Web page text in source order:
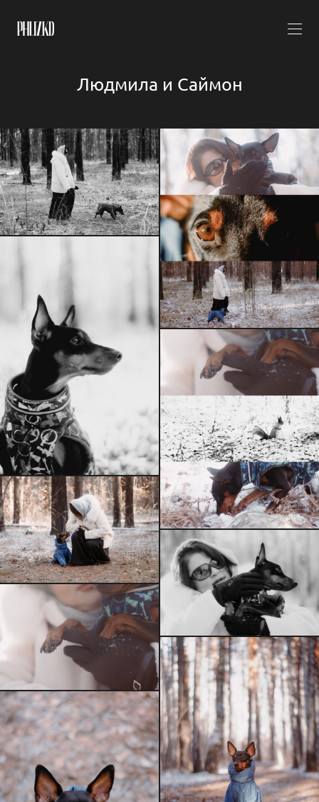
Людмила и Саймон